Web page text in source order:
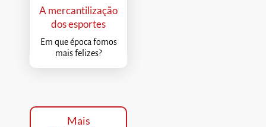
A mercantilização
dos esportes
Em que época fomos
mais felizes?
Mais